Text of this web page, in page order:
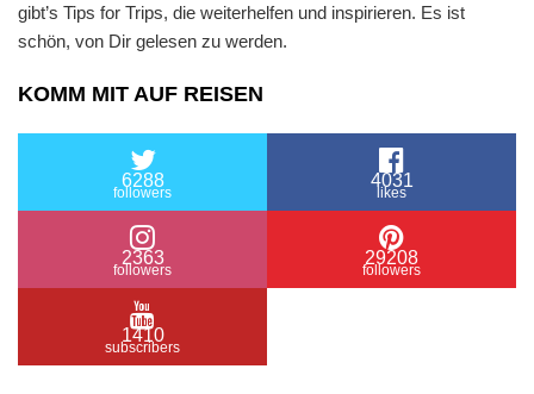
gibt’s Tips for Trips, die weiterhelfen und inspirieren. Es ist
schön, von Dir gelesen zu werden.
KOMM MIT AUF REISEN
6288
followers
4031
likes
2363
followers
29208
followers
1410
subscribers